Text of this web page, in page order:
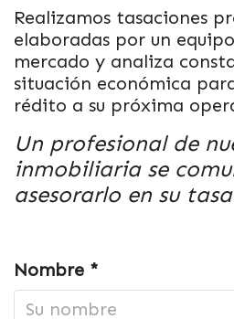
Realizamos tasaciones
elaboradas por un
mercado y analiza
situación económica
rédito a su próxima
Un profesional de
inmobiliaria se
asesorarlo en su
Nombre *